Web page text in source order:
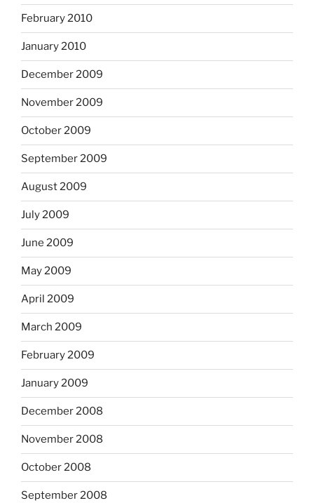
February 2010
January 2010
December 2009
November 2009
October 2009
September 2009
August 2009
July 2009
June 2009
May 2009
April 2009
March 2009
February 2009
January 2009
December 2008
November 2008
October 2008
September 2008